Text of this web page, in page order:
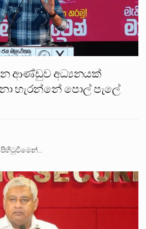
ආණ්ඩුව අධ්‍යනයක්
හැරන්නේ පොල් පැලේ
පිහිටුවීමෙන්…